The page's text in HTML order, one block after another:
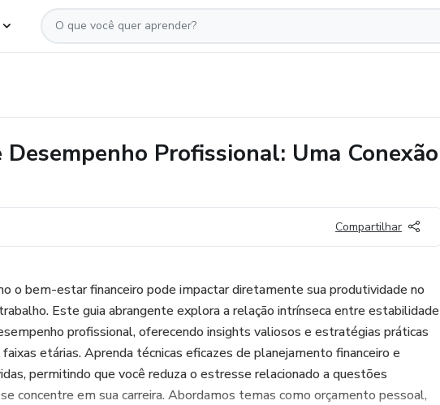
Profissional: Uma Conexão
Compartilhar
o bem-estar financeiro pode impactar diretamente sua produtividade no
Este guia abrangente explora a relação intrínseca entre estabilidade
profissional, oferecendo insights valiosos e estratégias práticas
etárias. Aprenda técnicas eficazes de planejamento financeiro e
permitindo que você reduza o estresse relacionado a questões
concentre em sua carreira. Abordamos temas como orçamento pessoal,